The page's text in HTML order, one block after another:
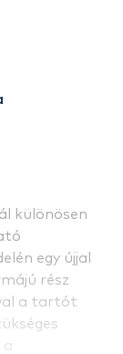
különösen
egy újjal
rész
a tartót
a